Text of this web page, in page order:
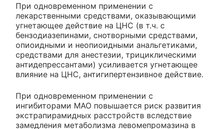
При одновременном применении с
лекарственными средствами, оказывающими
угнетающее действие на ЦНС (в т.ч. с
бензодиазепинами, снотворными средствами,
опиоидными и неопиоидными анальгетиками,
средствами для анестезии, трициклическими
антидепрессантами) усиливается угнетающее
влияние на ЦНС, антигипертензивное действие.
При одновременном применении с
ингибиторами МАО повышается риск развития
экстрапирамидных расстройств вследствие
замедления метаболизма левомепромазина в